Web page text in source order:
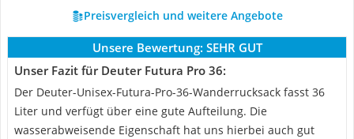
Preisvergleich und weitere Angebote
Unsere Bewertung: SEHR GUT
Unser Fazit für Deuter Futura Pro 36:
Der Deuter-Unisex-Futura-Pro-36-Wanderrucksack fasst 36
Liter und verfügt über eine gute Aufteilung. Die
wasserabweisende Eigenschaft hat uns hierbei auch gut